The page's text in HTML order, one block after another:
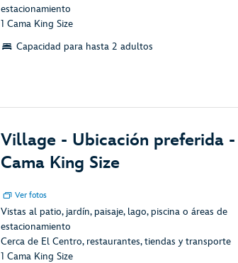
estacionamiento
1 Cama King Size
Capacidad para hasta 2 adultos
Village - Ubicación preferida -
Cama King Size
Ver fotos
Vistas al patio, jardín, paisaje, lago, piscina o áreas de
estacionamiento
Cerca de El Centro, restaurantes, tiendas y transporte
1 Cama King Size